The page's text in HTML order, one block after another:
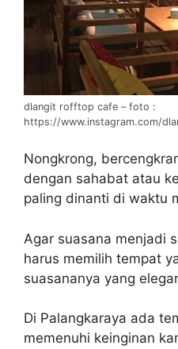
dlangit rofftop cafe – foto :
https://www.instagram.com/
Nongkrong,
dengan sahabat atau
paling dinanti di waktu
Agar suasana menjadi
harus memilih tempat
suasananya yang
Di Palangkaraya ada
memenuhi keinginan